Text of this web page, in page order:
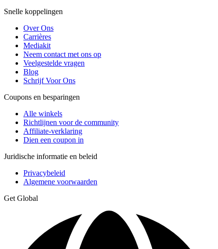
Snelle koppelingen
Over Ons
Carrières
Mediakit
Neem contact met ons op
Veelgestelde vragen
Blog
Schrijf Voor Ons
Coupons en besparingen
Alle winkels
Richtlijnen voor de community
Affiliate-verklaring
Dien een coupon in
Juridische informatie en beleid
Privacybeleid
Algemene voorwaarden
Get Global